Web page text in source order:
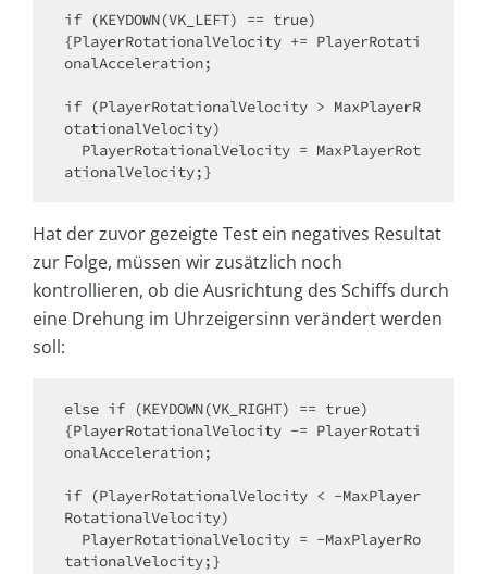
if (KEYDOWN(VK_LEFT) == true)
{PlayerRotationalVelocity += PlayerRotati
onalAcceleration;
if (PlayerRotationalVelocity > MaxPlayerR
otationalVelocity)
ationalVelocity;}
Hat der zuvor gezeigte Test ein negatives Resultat
zur Folge, müssen wir zusätzlich noch
kontrollieren, ob die Ausrichtung des Schiffs durch
eine Drehung im Uhrzeigersinn verändert werden
soll:
else if (KEYDOWN(VK_RIGHT) == true)
{PlayerRotationalVelocity -= PlayerRotati
onalAcceleration;
if (PlayerRotationalVelocity < -MaxPlayer
RotationalVelocity)
tationalVelocity;}